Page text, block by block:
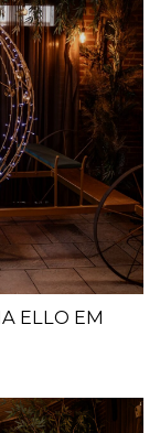
ELLO EM